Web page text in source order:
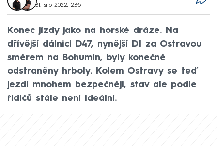
31. srp 2022, 23:51
Konec jízdy jako na horské dráze. Na
dřívější dálnici D47, nynější D1 za Ostravou
směrem na Bohumín, byly konečně
odstraněny hrboly. Kolem Ostravy se teď
jezdí mnohem bezpečněji, stav ale podle
řidičů stále není ideální.